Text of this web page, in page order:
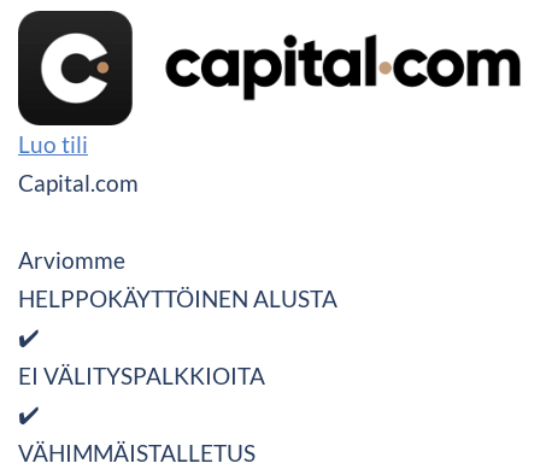
Luo tili
Capital.com
Arviomme
HELPPOKÄYTTÖINEN ALUSTA
✔️
EI VÄLITYSPALKKIOITA
✔️
VÄHIMMÄISTALLETUS